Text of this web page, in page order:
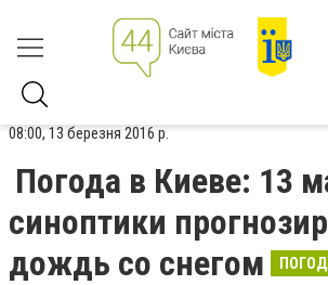
08:00, 13 березня 2016 р.
Погода в Киеве: 13
синоптики
дождь со снегом